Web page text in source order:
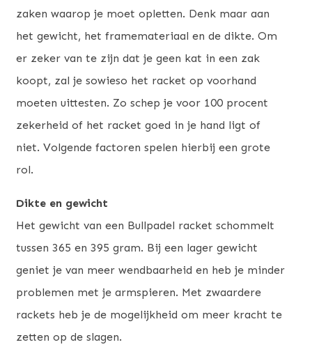
zaken waarop je moet opletten. Denk maar aan
het gewicht, het framemateriaal en de dikte. Om
er zeker van te zijn dat je geen kat in een zak
koopt, zal je sowieso het racket op voorhand
moeten uittesten. Zo schep je voor 100 procent
zekerheid of het racket goed in je hand ligt of
niet. Volgende factoren spelen hierbij een grote
rol.
Dikte en gewicht
Het gewicht van een Bullpadel racket schommelt
tussen 365 en 395 gram. Bij een lager gewicht
geniet je van meer wendbaarheid en heb je minder
problemen met je armspieren. Met zwaardere
rackets heb je de mogelijkheid om meer kracht te
zetten op de slagen.